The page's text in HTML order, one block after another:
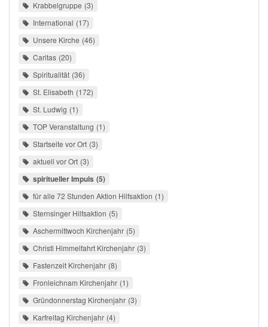
Krabbelgruppe 3
International 17
Unsere Kirche 46
Caritas 20
Spiritualität 36
St. Elisabeth 172
St. Ludwig 1
TOP Veranstaltung 1
Startseite vor Ort 3
aktuell vor Ort 3
spiritueller Impuls 5
für alle 72 Stunden Aktion Hilfsaktion 1
Sternsinger Hilfsaktion 5
Aschermittwoch Kirchenjahr 5
Christi Himmelfahrt Kirchenjahr 3
Fastenzeit Kirchenjahr 8
Fronleichnam Kirchenjahr 1
Gründonnerstag Kirchenjahr 3
Karfreitag Kirchenjahr 4